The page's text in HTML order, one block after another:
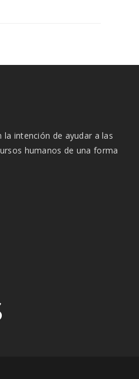
intención de ayudar a las
humanos de una forma